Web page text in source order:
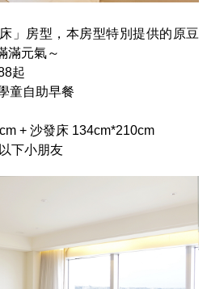
」房型，本房型特別提供的原豆
滿元氣～
起
童自助早餐
+ 沙發床 134cm*210cm
下小朋友